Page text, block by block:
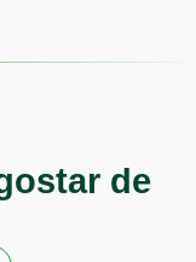
de